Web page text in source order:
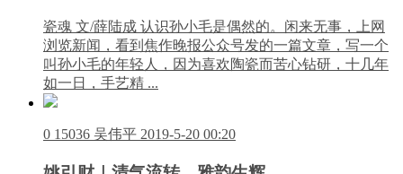
瓷魂 文/薛陆成 认识孙小毛是偶然的。闲来无事，上网
浏览新闻，看到焦作晚报公众号发的一篇文章，写一个
叫孙小毛的年轻人，因为喜欢陶瓷而苦心钻研，十几年
如一日，手艺精 ...
0 15036 吴伟平 2019-5-20 00:20